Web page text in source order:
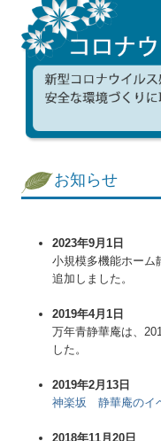
お知らせ
2023年9月1日
小規模多機能ホーム
追加しました。
2019年4月1日
万年青静華庵は、
した。
2019年2月13日
神楽坂 静華庵のイ
2018年11月20日